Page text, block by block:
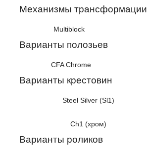
Механизмы трансформации
Multiblock
Варианты полозьев
CFA Chrome
Варианты крестовин
Steel Silver (Sl1)
Ch1 (хром)
Варианты роликов